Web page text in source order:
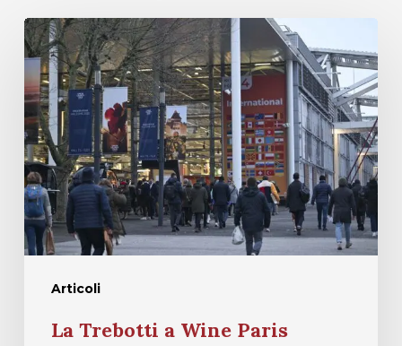
Articoli
La Trebotti a Wine Paris